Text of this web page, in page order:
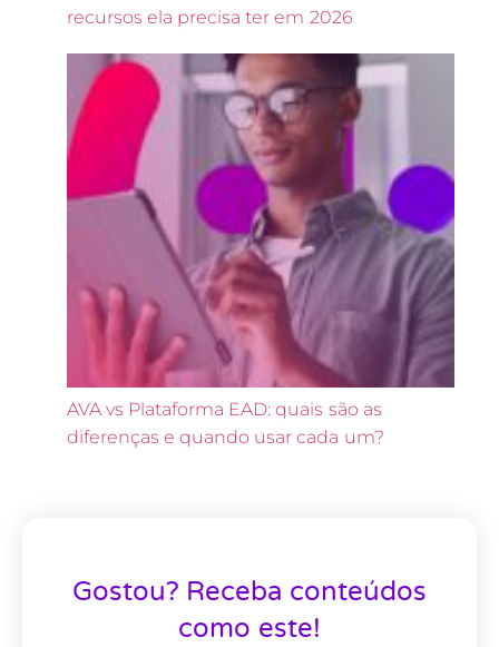
recursos ela precisa ter em 2026
AVA vs Plataforma EAD: quais são as
diferenças e quando usar cada um?
Gostou? Receba conteúdos
como este!